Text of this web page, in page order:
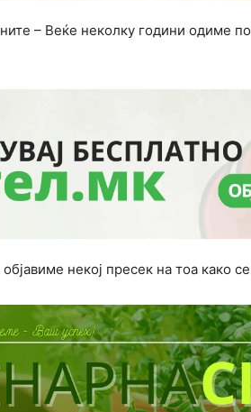
– Веќе неколку години одиме
некој пресек на тоа како